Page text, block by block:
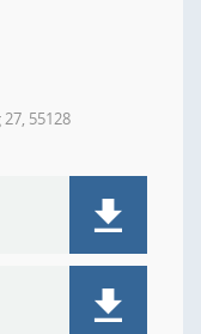
55128